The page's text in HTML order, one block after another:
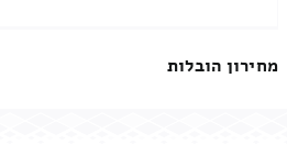
מחירון הובלות